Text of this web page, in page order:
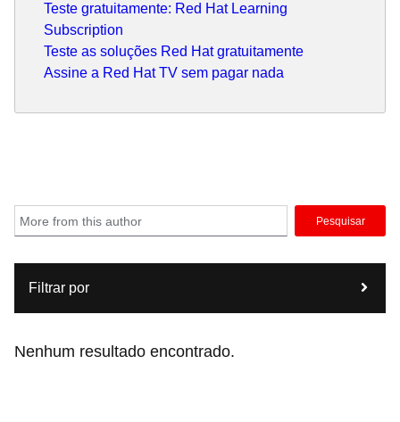
Teste gratuitamente: Red Hat Learning
Subscription
Teste as soluções Red Hat gratuitamente
Assine a Red Hat TV sem pagar nada
Pesquisar
Filtrar por
Nenhum resultado encontrado.